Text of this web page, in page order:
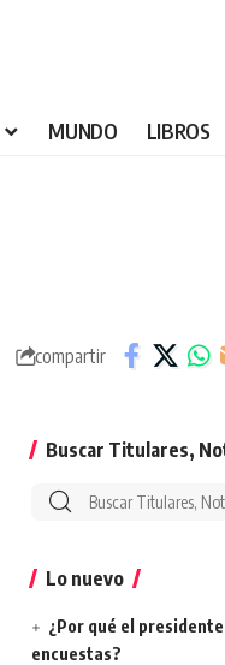
MUNDO LIBROS
compartir
Buscar Titulares,
Buscar
Lo nuevo
¿Por qué el
encuestas?